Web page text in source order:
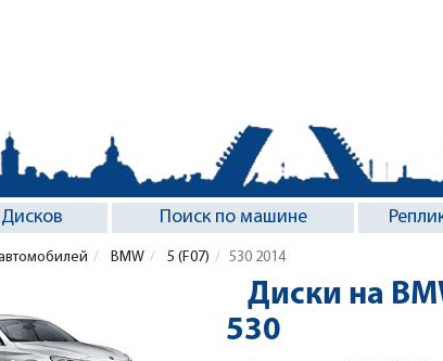
Поиск по машине
BMW 5 (F07) 530 2014
Диски на
530